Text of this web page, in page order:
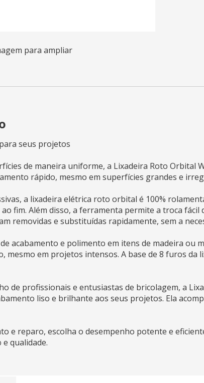
para ampliar
seus projetos
de maneira uniforme, a Lixadeira Roto Orbital
rápido, mesmo em superfícies grandes e
a lixadeira elétrica roto orbital é 100%
fim. Além disso, a ferramenta permite a troca
removidas e substituídas rapidamente, sem a
acabamento e polimento em itens de madeira ou
mesmo em projetos intensos. A base de 8 furos
de profissionais e entusiastas de bricolagem, a
liso e brilhante aos seus projetos. Ela
e reparo, escolha o desempenho potente e
qualidade.